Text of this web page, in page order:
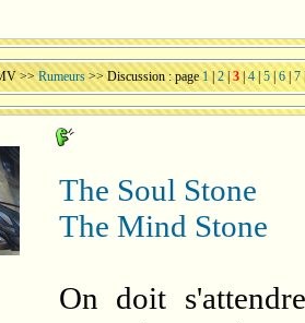
>>Rumeurs >> Discussion : page1|2|3 |4 |5|6 |7
The Soul Stone
The Mind Stone
On doit